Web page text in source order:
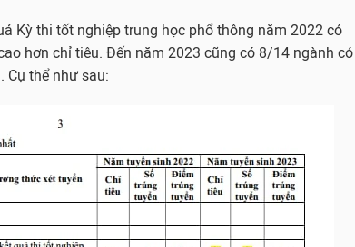
Kỳ thi tốt nghiệp trung học phổ thông năm 2022 có
hơn chỉ tiêu. Đến năm 2023 cũng có 8/14 ngành có
Cụ thể như sau: